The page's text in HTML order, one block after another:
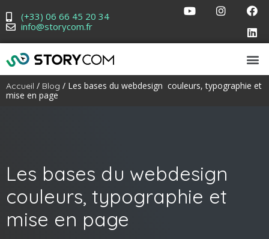
(+33) 06 66 45 20 34
info@storycom.fr
Accueil / Blog / Les bases du webdesign couleurs, typographie et
mise en page
Les bases du webdesign
couleurs, typographie et
mise en page